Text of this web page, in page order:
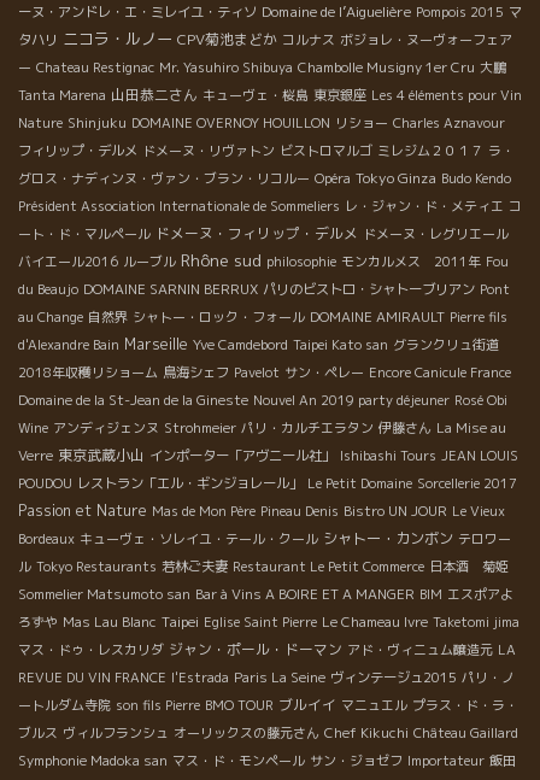
ーヌ・アンドレ・エ・ミレイユ・ティソ Domaine de l’Aiguelière Pompois 2015 マ
タハリ ニコラ・ルノー CPV菊池まどか コルナス ボジョレ・ヌーヴォーフェア
ー Chateau Restignac Mr. Yasuhiro Shibuya Chambolle Musigny 1er Cru 大鵬
Tanta Marena 山田恭二さん キューヴェ・桜島 東京銀座 Les 4 éléments pour Vin
Nature Shinjuku DOMAINE OVERNOY HOUILLON リショー Charles Aznavour
フィリップ・デルメ ドメーヌ・リヴァトン ビストロマルゴ ミレジム２０１７ ラ・
グロス・ナディンヌ・ヴァン・ブラン・リコルー Opéra Tokyo Ginza Budo Kendo
Président Association Internationale de Sommeliers レ・ジャン・ド・メティエ コ
ート・ド・マルペール ドメーヌ・フィリップ・デルメ ドメーヌ・レグリエール
バイエール2016 ルーブル Rhône sud philosophie モンカルメス 2011年 Fou
du Beaujo DOMAINE SARNIN BERRUX パリのビストロ・シャトーブリアン Pont
au Change 自然界 シャトー・ロック・フォール DOMAINE AMIRAULT Pierre fils
d'Alexandre Bain Marseille Yve Camdebord Taipei Kato san グランクリュ街道
2018年収穫リショーム 鳥海シェフ Pavelot サン・ペレー Encore Canicule France
Domaine de la St-Jean de la Gineste Nouvel An 2019 party déjeuner Rosé Obi
Wine アンディジェンヌ Strohmeier パリ・カルチエラタン 伊藤さん La Mise au
Verre 東京武蔵小山 インポーター「アヴニール社」 Ishibashi Tours JEAN LOUIS
POUDOU レストラン「エル・ギンジョレール」 Le Petit Domaine Sorcellerie 2017
Passion et Nature Mas de Mon Père Pineau Denis Bistro UN JOUR Le Vieux
Bordeaux キューヴェ・ソレイユ・テール・クール シャトー・カンボン テロワー
ル Tokyo Restaurants 若林ご夫妻 Restaurant Le Petit Commerce 日本酒 菊姫
Sommelier Matsumoto san Bar à Vins A BOIRE ET A MANGER BIM エスポアよ
ろずや Mas Lau Blanc Taipei Eglise Saint Pierre Le Chameau Ivre Taketomi jima
マス・ドゥ・レスカリダ ジャン・ポール・ドーマン アド・ヴィニュム醸造元 LA
REVUE DU VIN FRANCE l'Estrada Paris La Seine ヴィンテージュ2015 パリ・ノ
ートルダム寺院 son fils Pierre BMO TOUR ブルイイ マニュエル プラス・ド・ラ・
ブルス ヴィルフランシュ オーリックスの藤元さん Chef Kikuchi Château Gaillard
Symphonie Madoka san マス・ド・モンペール サン・ジョゼフ Importateur 飯田